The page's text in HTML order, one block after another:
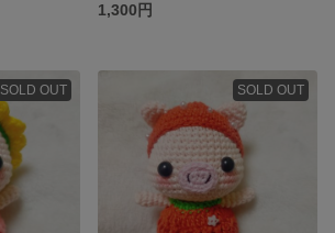
1,300円
SOLD OUT SOLD OUT